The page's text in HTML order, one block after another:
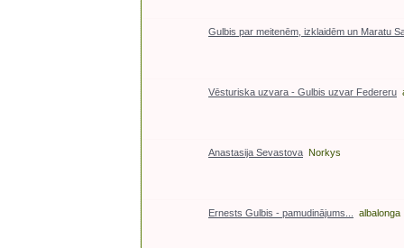
Gulbis par meitenēm, izklaidēm un Maratu
Vēsturiska uzvara - Gulbis uzvar Federeru
Anastasija Sevastova Norkys
Ernests Gulbis - pamudinājums... albalonga